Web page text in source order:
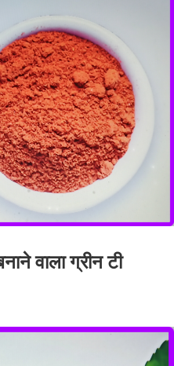
वाला ग्रीन टी